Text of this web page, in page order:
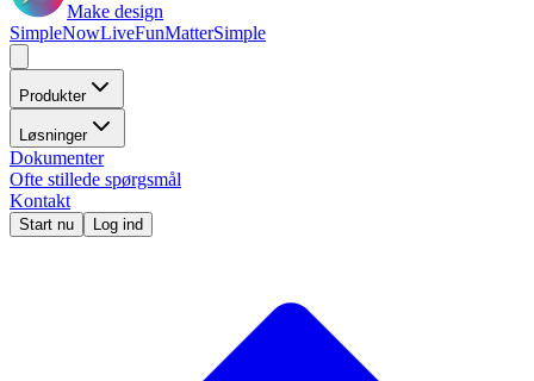
Make design
SimpleNowLiveFunMatterSimple
Produkter
Løsninger
Dokumenter
Ofte stillede spørgsmål
Kontakt
Start nu Log ind